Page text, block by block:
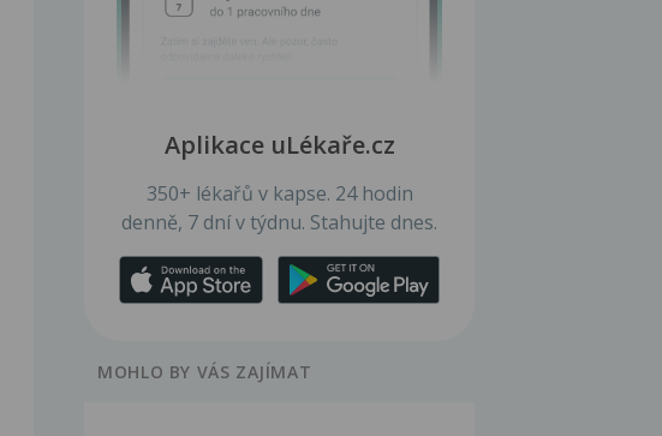
Aplikace uLékaře.cz
350+ lékařů v kapse. 24 hodin
denně, 7 dní v týdnu. Stahujte dnes.
MOHLO BY VÁS ZAJÍMAT